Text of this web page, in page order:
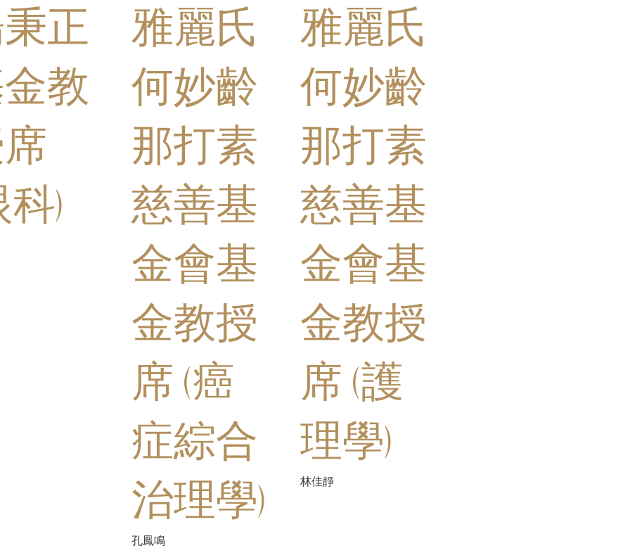
正
教
科)
雅麗氏
何妙齡
那打素
慈善基
金會基
金教授
席 (癌
症綜合
治理學)
孔鳳鳴
雅麗氏
何妙齡
那打素
慈善基
金會基
金教授
席 (護
理學)
林佳靜